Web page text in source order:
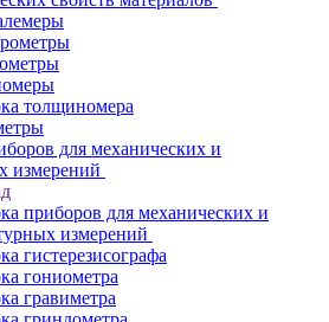
толщиномера
для механических и
измерений
приборов для механических и
измерений
гистерезисографа
гониометра
гравиметра